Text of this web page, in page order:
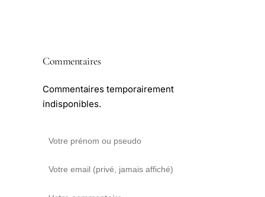
Commentaires
Commentaires temporairement
indisponibles.